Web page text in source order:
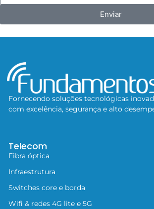
Enviar
Fornecendo soluções tecnológicas
com excelência, segurança e alto
Telecom
Fibra óptica
Infraestrutura
Switches core e borda
Wifi & redes 4G lite e 5G